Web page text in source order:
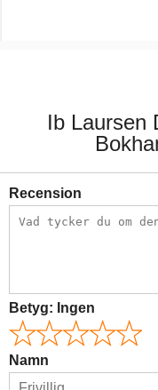
Ib Laursen
Recension
Betyg: Ingen
Namn